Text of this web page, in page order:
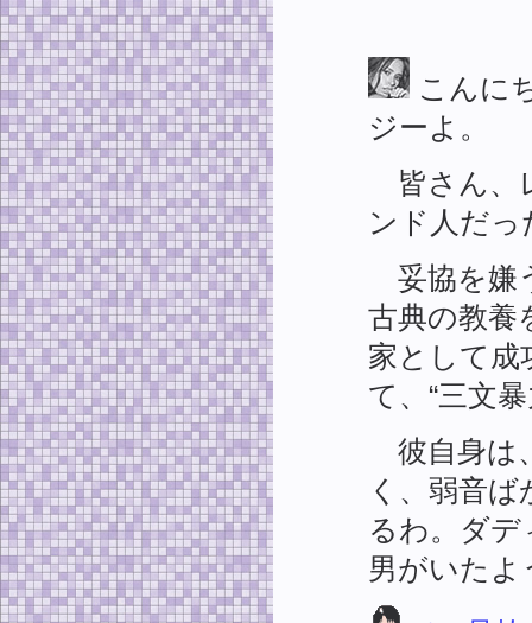
こんに
ジーよ。
皆さん、
ンド人だ
妥協を嫌
古典の教養
家として成
て、“三文
彼自身は
く、弱音
るわ。ダ
男がいた